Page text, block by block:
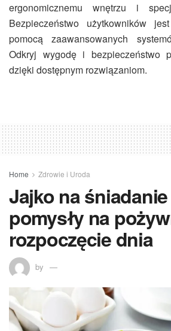
ergonomicznemu wnętrzu i
Bezpieczeństwo użytkowników
pomocą zaawansowanych
Odkryj wygodę i bezpieczeństwo
dzięki dostępnym rozwiązaniom.
Home Zdrowie i Uroda
Jajko na
pomysły na
rozpoczęcie dnia
by